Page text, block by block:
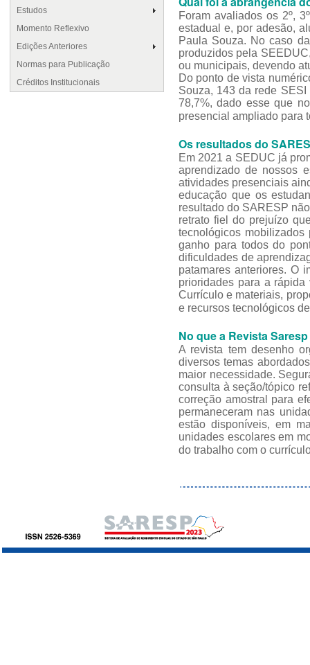
Estudos
Momento Reflexivo
Edições Anteriores
Normas para Publicação
Créditos Institucionais
Foram avaliados os 2º,
estadual e, por adesão,
Paula Souza. No caso
produzidos pela
ou municipais, devendo
Do ponto de vista
Souza, 143 da rede
78,7%, dado esse que
presencial ampliado para
Os resultados do
Em 2021 a SEDUC já
aprendizado de nossos
atividades presenciais
educação que os
resultado do SARESP
retrato fiel do prejuízo
tecnológicos
ganho para todos do
dificuldades de
patamares anteriores. O
prioridades para a
Currículo e materiais,
e recursos tecnológicos
No que a Revista
A revista tem desenho
diversos temas
maior necessidade.
consulta à seção/tópico
correção amostral para
permaneceram nas
estão disponíveis, em
unidades escolares em
do trabalho com o